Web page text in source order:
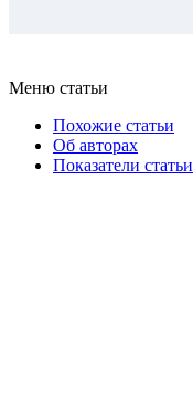
Меню статьи
Похожие статьи
Об авторах
Показатели статьи